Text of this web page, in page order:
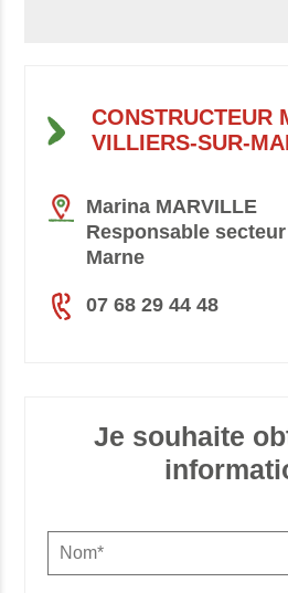
CONSTRUCTEUR
VILLIERS-SUR-
Marina MARVILLE
Responsable
Marne
07 68 29 44 48
Je souhaite